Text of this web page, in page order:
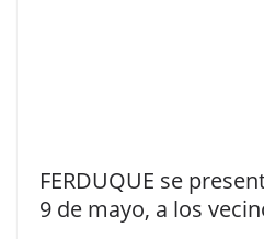
FERDUQUE se
9 de mayo, a los